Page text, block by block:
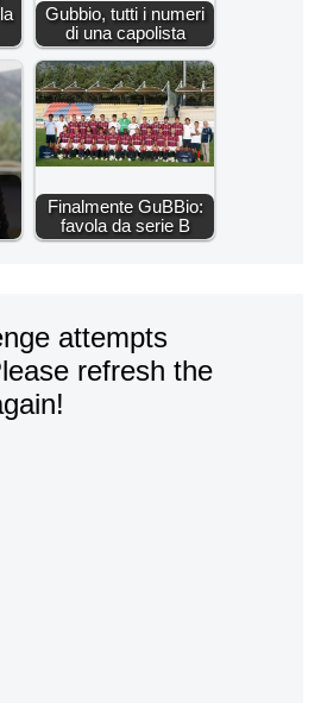
Gubbio, tutti i numeri
di una capolista
Finalmente GuBBio:
favola da serie B